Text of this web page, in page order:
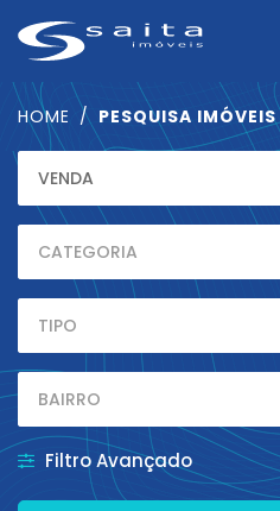
HOME PESQUISA IMÓVEIS
FINALIDADE
VENDA
CATEGORIA
TIPO
BAIRRO
CHAVEFiltro Avançado